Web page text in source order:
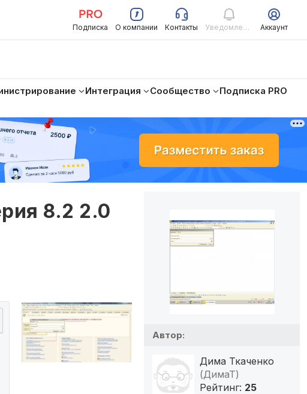
Подписка О компании Контакты Уведомления Аккаунт
Интеграция Сообщество
Подписка PRO
8.2 2.0
Автор:
Дима Ткаченко
(ДимаТ)
Рейтинг: 25